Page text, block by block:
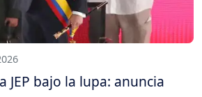
JEP bajo la lupa: anuncia